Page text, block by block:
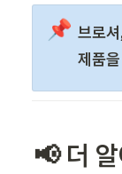
📌 브로
제품
📢 더